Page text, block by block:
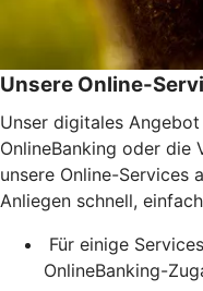
Unsere Online-
Unser digitales
OnlineBanking oder die
unsere Online-Services
Anliegen schnell,
Für einige
OnlineBanking-